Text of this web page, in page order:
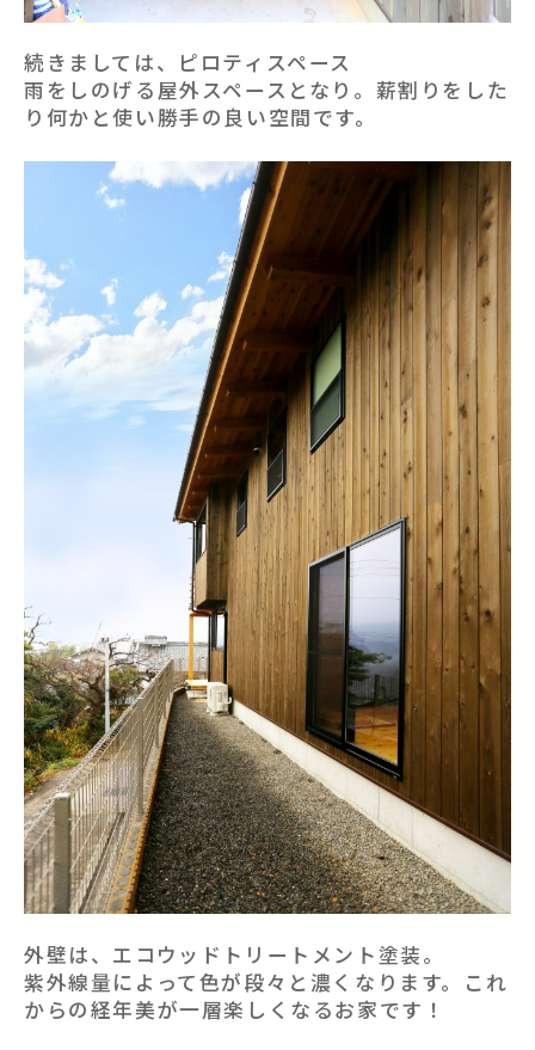
続きましては、ピロティスペース
雨をしのげる屋外スペースとなり。薪割りをした
り何かと使い勝手の良い空間です。
外壁は、エコウッドトリートメント塗装。
紫外線量によって色が段々と濃くなります。これ
からの経年美が一層楽しくなるお家です！